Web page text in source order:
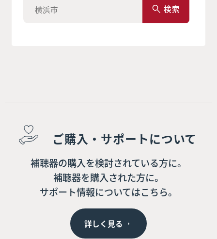
検索
ご購入・サポートについて
補聴器の購入を検討されている方に。
補聴器を購入された方に。
サポート情報についてはこちら。
詳しく見る